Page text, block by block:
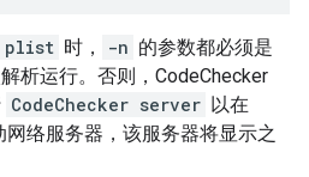
plist 时， -n 的参数都必须是
析运行。否则，CodeChecker
CodeChecker server 以在
网络服务器，该服务器将显示之